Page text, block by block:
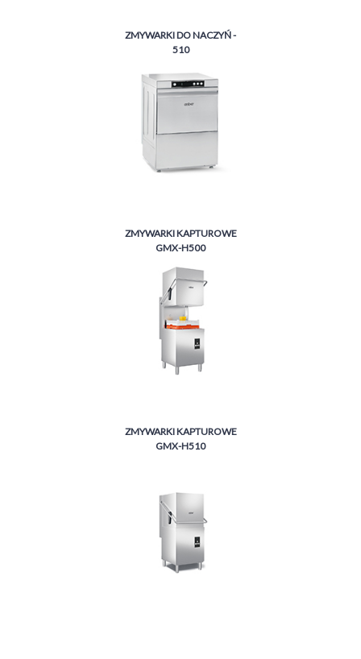
ZMYWARKI DO NACZYŃ -
510
ZMYWARKI KAPTUROWE
GMX-H500
ZMYWARKI KAPTUROWE
GMX-H510